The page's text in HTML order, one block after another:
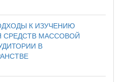
К ИЗУЧЕНИЮ
СРЕДСТВ МАССОВОЙ
В